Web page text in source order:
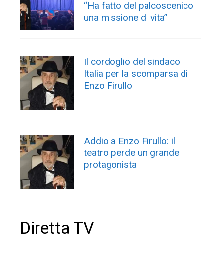
“Ha fatto del palcoscenico
una missione di vita”
Il cordoglio del sindaco
Italia per la scomparsa di
Enzo Firullo
Addio a Enzo Firullo: il
teatro perde un grande
protagonista
Diretta TV